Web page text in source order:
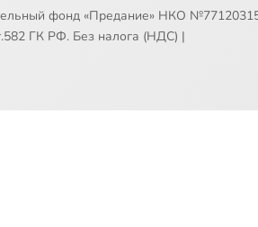
фонд «Предание» НКО
ГК РФ. Без налога (НДС) |